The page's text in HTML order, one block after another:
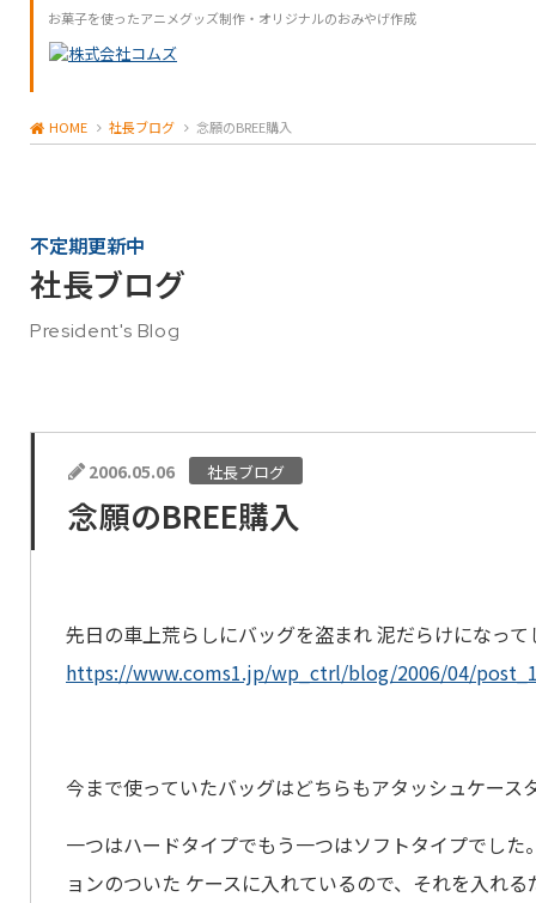
お菓子を使ったアニメグッズ制作・オリジナルのおみやげ作成
HOME 社長ブログ 念願のBREE購入
不定期更新中
社長ブログ
President's Blog
2006.05.06 社長ブログ
念願のBREE購入
先日の車上荒らしにバッグを盗まれ 泥だらけになっ
https://www.coms1.jp/wp_ctrl/blog/2006/04/
今まで使っていたバッグはどちらもアタッシュケース
一つはハードタイプでもう一つはソフトタイプでし
ョンのついた ケースに入れているので、それを入れ